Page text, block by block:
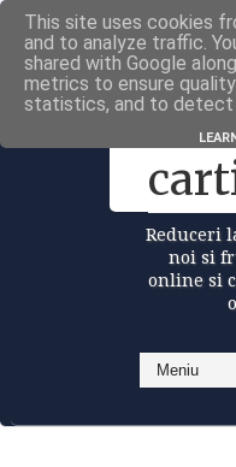
Carti la reduceri
Reduceri
noi si
online si
This site uses cookies
and to analyze traffic.
shared with Google
metrics to ensure
statistics, and to detect